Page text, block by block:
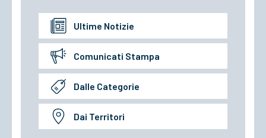
Ultime Notizie
Comunicati Stampa
Dalle Categorie
Dai Territori